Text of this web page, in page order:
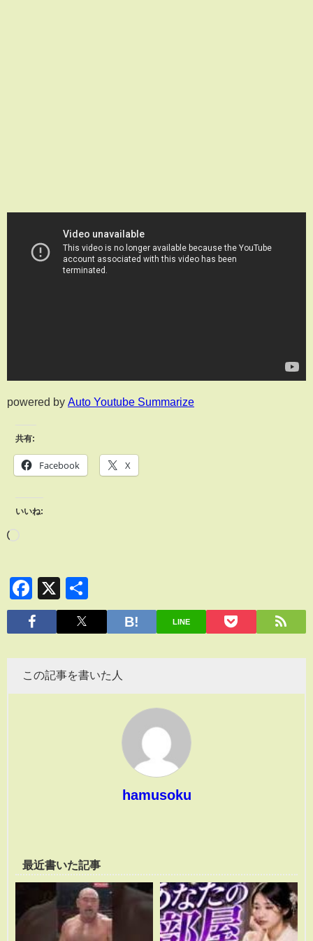
powered by Auto Youtube Summarize
共有:
Facebook X
いいね:
Facebook
X
有
LINE
この記事を書いた人
hamusoku
最近書いた記事